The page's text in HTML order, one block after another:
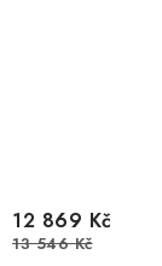
12 869 Kč
13 546 Kč